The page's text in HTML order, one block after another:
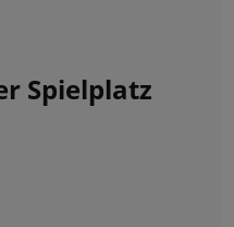
Spielplatz